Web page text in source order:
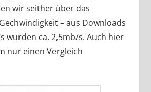
wir seither über das
– aus Downloads
wurden ca. 2,5mb/s. Auch hier
nur einen Vergleich